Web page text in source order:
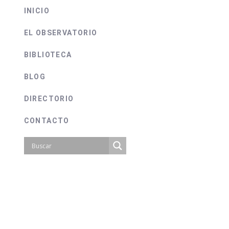
INICIO
EL OBSERVATORIO
BIBLIOTECA
BLOG
DIRECTORIO
CONTACTO